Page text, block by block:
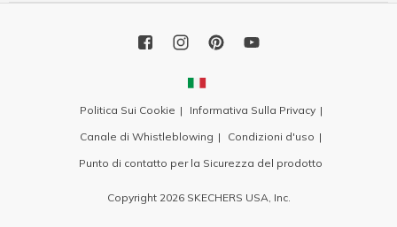
Politica Sui Cookie
Informativa Sulla Privacy
Canale di Whistleblowing
Condizioni d'uso
Punto di contatto per la Sicurezza del prodotto
Copyright 2026 SKECHERS USA, Inc.